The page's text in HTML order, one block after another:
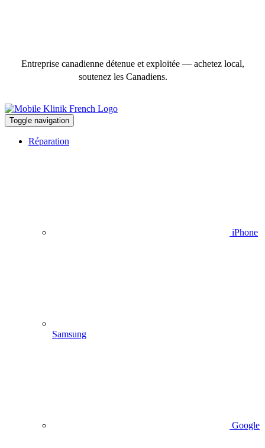
Entreprise canadienne détenue et exploitée — achetez local,
soutenez les Canadiens.
Toggle navigation
Réparation
iPhone
Samsung
Google